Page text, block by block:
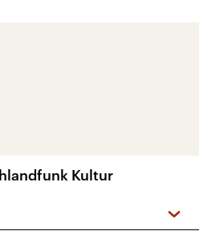
Kultur